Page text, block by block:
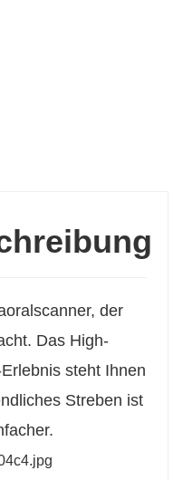
der
Das High-
steht Ihnen
Streben ist